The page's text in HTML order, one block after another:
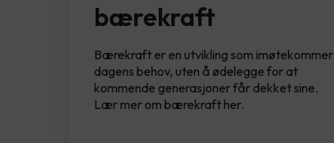
bærekraft
Bærekraft er en utvikling som imøtekommer
dagens behov, uten å ødelegge for at
kommende generasjoner får dekket sine.
Lær mer om bærekraft her.